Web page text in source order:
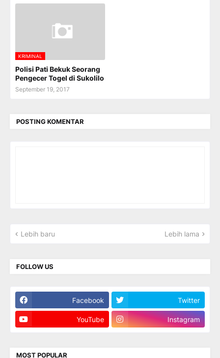
KRIMINAL
Polisi Pati Bekuk Seorang
Pengecer Togel di Sukolilo
September 19, 2017
POSTING KOMENTAR
Lebih baru Lebih lama
FOLLOW US
Facebook Twitter
YouTube Instagram
MOST POPULAR